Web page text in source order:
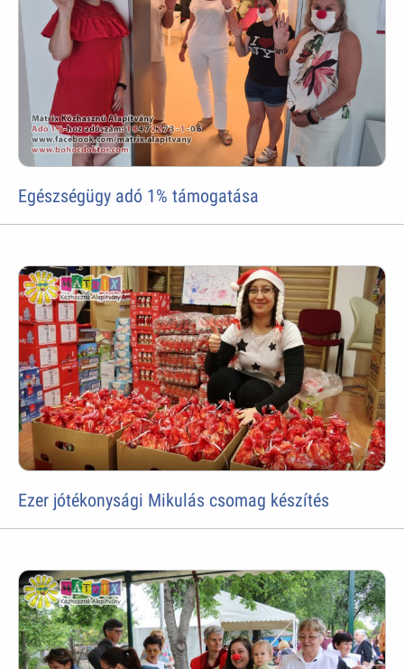
Egészségügy adó 1% támogatása
Ezer jótékonysági Mikulás csomag készítés